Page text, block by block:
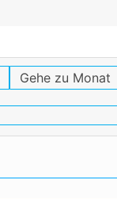
Gehe zu Monat